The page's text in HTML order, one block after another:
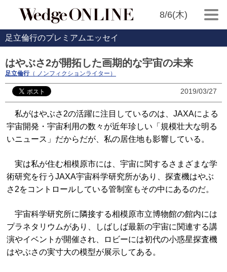
8/6(木)
足立倫行のプレミアムエッセイ
はやぶさ2が開拓した画期的な宇宙の未来
足立倫行（ ノンフィクションライター）
2019/03/27
私がはやぶさ2の活躍に注目しているのは、JAXAによる
宇宙開発・宇宙利用の数々が近年珍しい「規模壮大な明る
いニュース」だからだが、私の居住地も影響している。
実は私が住む相模原市には、宇宙に関するさまざまな学
術研究を行うJAXA宇宙科学研究所があり、探査機はやぶ
さ2をコントロールしている管制室もその中にあるのだ。
宇宙科学研究所に隣接する相模原市立博物館の館内には
プラネタリウムがあり、しばしば最新の宇宙に関連する講
演やイベントが開催され、ロビーには初代の小惑星探査機
はやぶさの実寸大の模型が展示してある。